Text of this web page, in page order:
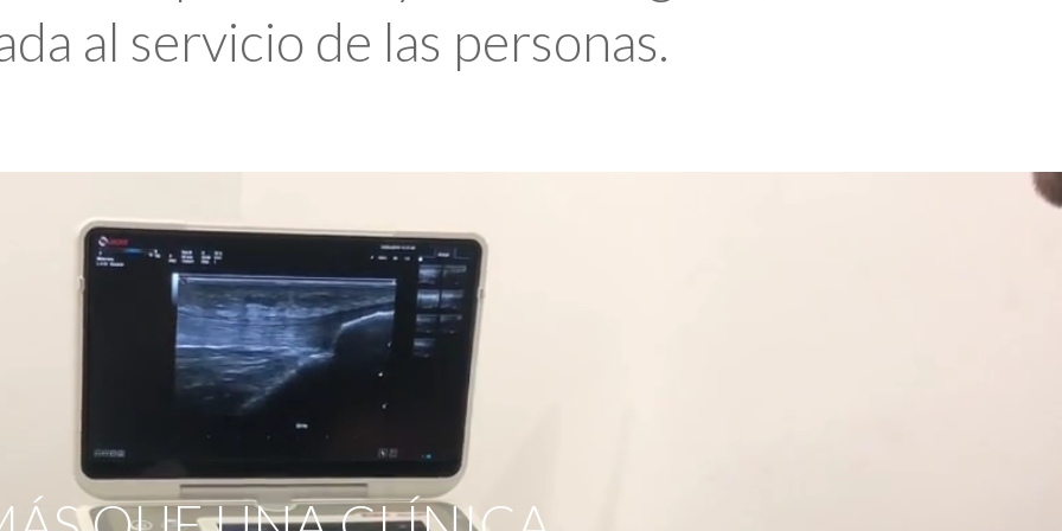
al servicio de las personas.